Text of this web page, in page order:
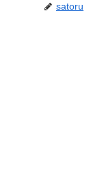
satoru